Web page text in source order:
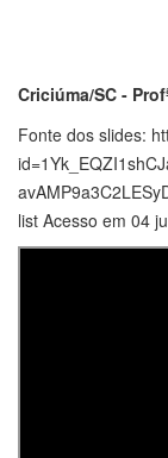
Criciúma/SC -
Fonte dos slides:
list Acesso em 04